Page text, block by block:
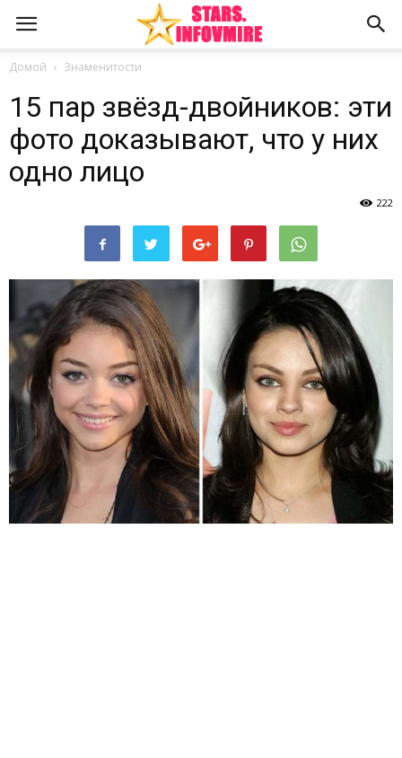
Домой Знаменитости
15 пар звёзд-двойников: эти
фото доказывают, что у них
одно лицо
222